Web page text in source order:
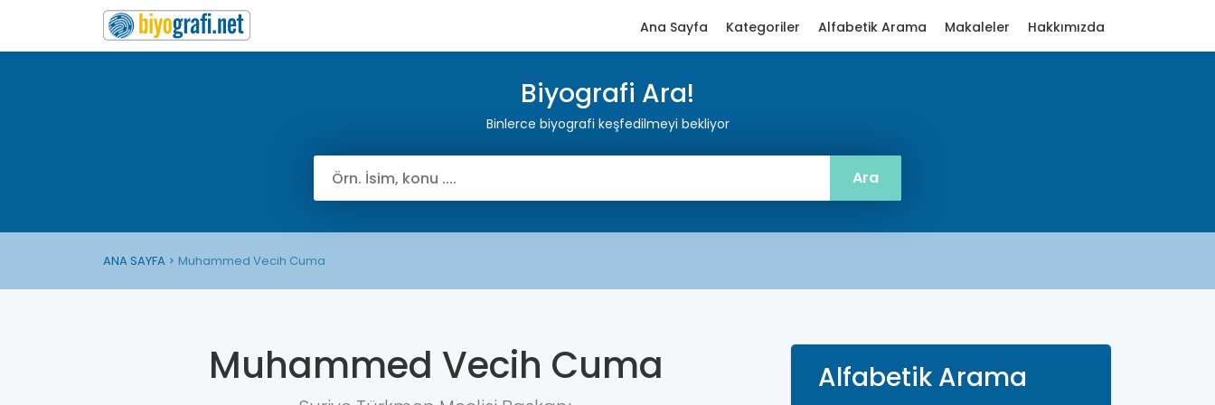
Ana Sayfa Kategoriler Alfabetik Arama Makaleler Hakkımızda
Biyografi Ara!
Binlerce biyografi keşfedilmeyi bekliyor
ANA SAYFA Muhammed Vecih Cuma
Muhammed Vecih Cuma Alfabetik Arama